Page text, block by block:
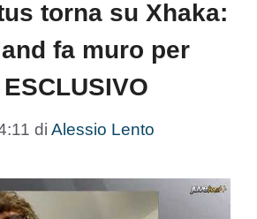
torna su Xhaka:
fa muro per
di Alessio Lento